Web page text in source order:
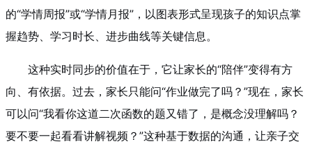
的“学情周报”或“学情月报”，以图表形式呈现孩子的知识点掌
握趋势、学习时长、进步曲线等关键信息。
这种实时同步的价值在于，它让家长的“陪伴”变得有方
向、有依据。过去，家长只能问“作业做完了吗？”现在，家长
可以问“我看你这道二次函数的题又错了，是概念没理解吗？
要不要一起看看讲解视频？”这种基于数据的沟通，让亲子交